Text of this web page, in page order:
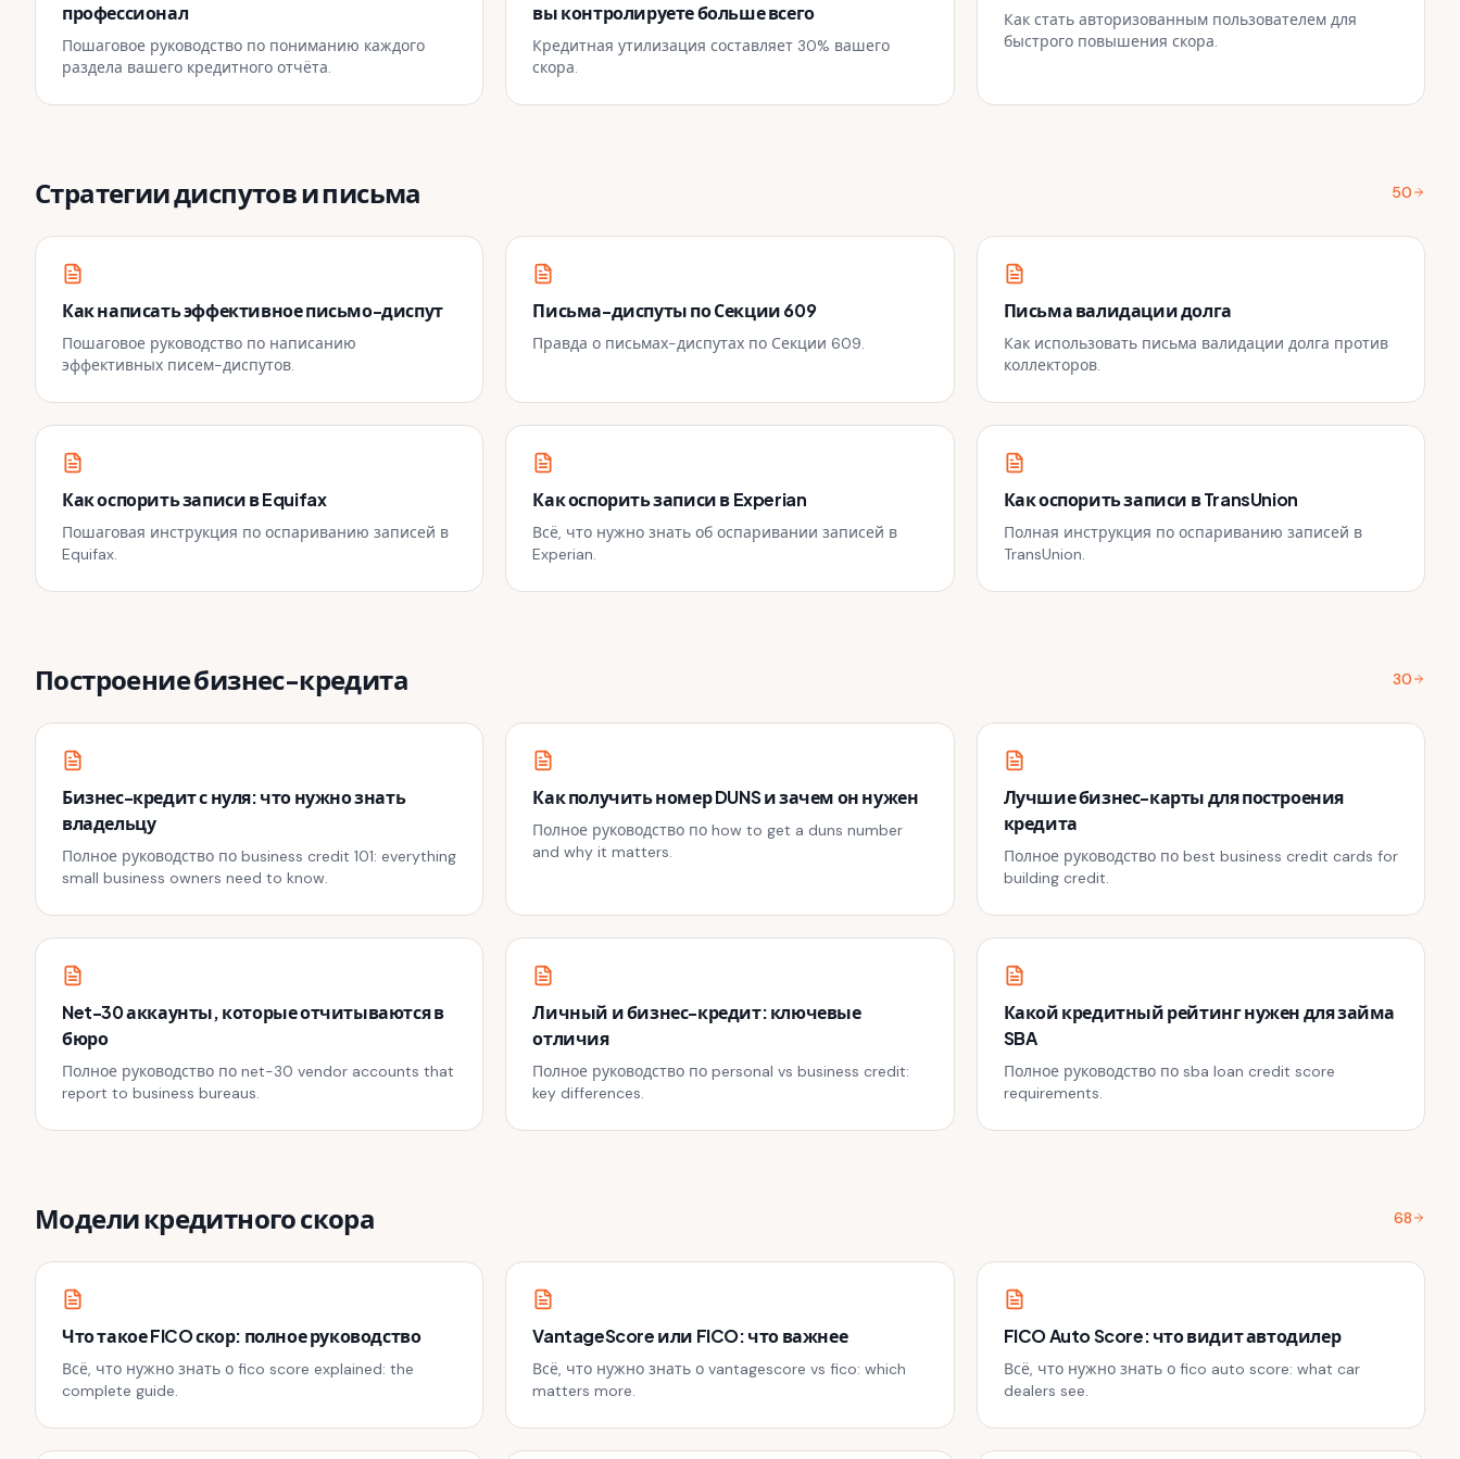
профессионал
Пошаговое руководство по пониманию каждого
раздела вашего кредитного отчёта.
вы контролируете больше всего
Кредитная утилизация составляет 30% вашего
скора.
Как стать авторизованным пользователем для
быстрого повышения скора.
Стратегии диспутов и письма 50
Как написать эффективное письмо-диспут
Пошаговое руководство по написанию
эффективных писем-диспутов.
Письма-диспуты по Секции 609
Правда о письмах-диспутах по Секции 609.
Письма валидации долга
Как использовать письма валидации долга против
коллекторов.
Как оспорить записи в Equifax
Пошаговая инструкция по оспариванию записей в
Equifax.
Как оспорить записи в Experian
Всё, что нужно знать об оспаривании записей в
Experian.
Как оспорить записи в TransUnion
Полная инструкция по оспариванию записей в
TransUnion.
Построение бизнес-кредита 30
Бизнес-кредит с нуля: что нужно знать
владельцу
Полное руководство по business credit 101: everything
small business owners need to know.
Как получить номер DUNS и зачем он нужен
Полное руководство по how to get a duns number
and why it matters.
Лучшие бизнес-карты для построения
кредита
Полное руководство по best business credit cards for
building credit.
Net-30 аккаунты, которые отчитываются в
бюро
Полное руководство по net-30 vendor accounts that
report to business bureaus.
Личный и бизнес-кредит: ключевые
отличия
Полное руководство по personal vs business credit:
key differences.
Какой кредитный рейтинг нужен для займа
SBA
Полное руководство по sba loan credit score
requirements.
Модели кредитного скора 68
Что такое FICO скор: полное руководство
Всё, что нужно знать о fico score explained: the
complete guide.
VantageScore или FICO: что важнее
Всё, что нужно знать о vantagescore vs fico: which
matters more.
FICO Auto Score: что видит автодилер
Всё, что нужно знать о fico auto score: what car
dealers see.